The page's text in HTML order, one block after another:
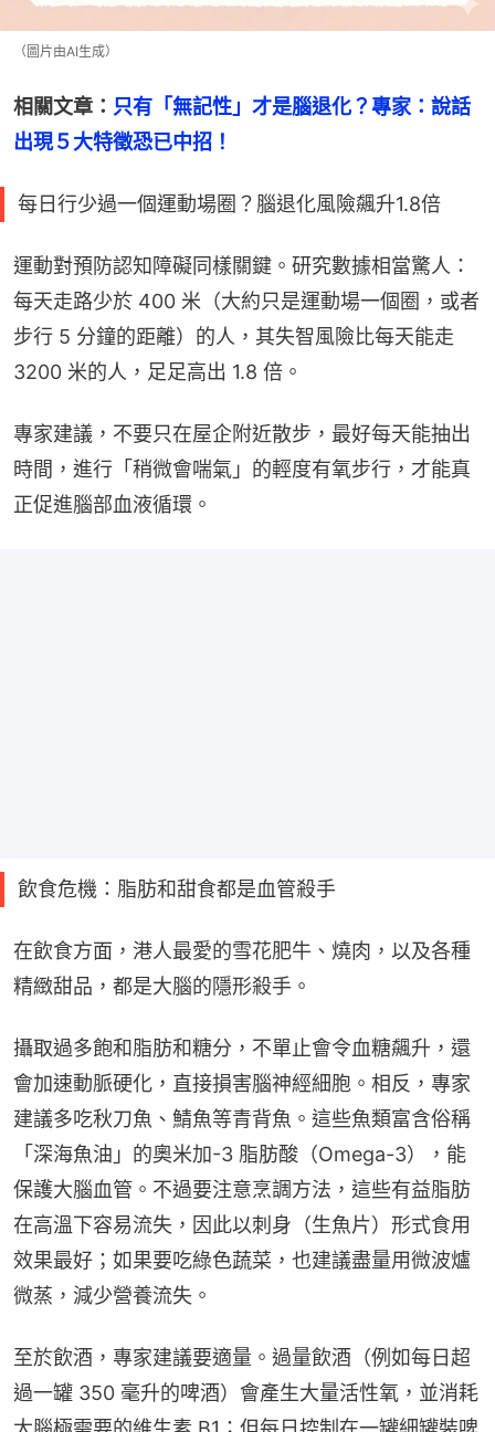
（圖片由AI生成）
相關文章： 只有「無記性」才是腦退化？專家：說話
出現５大特徵恐已中招！
每日行少過一個運動場圈？腦退化風險飆升1.8倍
運動對預防認知障礙同樣關鍵。研究數據相當驚人：
每天走路少於 400 米（大約只是運動場一個圈，或者
步行 5 分鐘的距離）的人，其失智風險比每天能走
3200 米的人，足足高出 1.8 倍。
專家建議，不要只在屋企附近散步，最好每天能抽出
時間，進行「稍微會喘氣」的輕度有氧步行，才能真
正促進腦部血液循環。
飲食危機：脂肪和甜食都是血管殺手
在飲食方面，港人最愛的雪花肥牛、燒肉，以及各種
精緻甜品，都是大腦的隱形殺手。
攝取過多飽和脂肪和糖分，不單止會令血糖飆升，還
會加速動脈硬化，直接損害腦神經細胞。相反，專家
建議多吃秋刀魚、鯖魚等青背魚。這些魚類富含俗稱
「深海魚油」的奧米加-3 脂肪酸（Omega-3），能
保護大腦血管。不過要注意烹調方法，這些有益脂肪
在高溫下容易流失，因此以刺身（生魚片）形式食用
效果最好；如果要吃綠色蔬菜，也建議盡量用微波爐
微蒸，減少營養流失。
至於飲酒，專家建議要適量。過量飲酒（例如每日超
過一罐 350 毫升的啤酒）會產生大量活性氧，並消耗